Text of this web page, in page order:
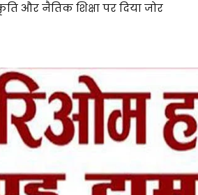
जागरूकता कार्यक्रम